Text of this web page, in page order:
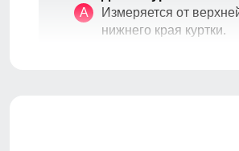
A
Измеряется от
нижнего края куртки.